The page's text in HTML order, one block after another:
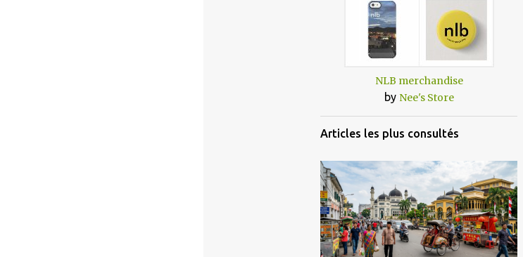
NLB merchandise
by Nee's Store
Articles les plus consultés